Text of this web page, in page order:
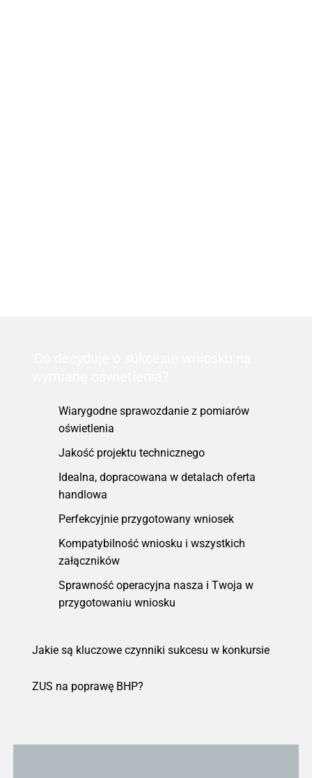
Wiarygodne sprawozdanie z pomiarów
oświetlenia
Jakość projektu technicznego
Idealna, dopracowana w detalach oferta
handlowa
Perfekcyjnie przygotowany wniosek
Kompatybilność wniosku i wszystkich
załączników
Sprawność operacyjna nasza i Twoja w
przygotowaniu wniosku
Jakie są kluczowe czynniki sukcesu w konkursie
ZUS na poprawę BHP?